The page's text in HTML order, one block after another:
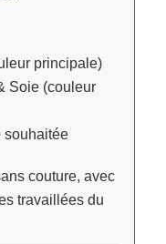
principale)
Soie (couleur
souhaitée
couture, avec
travaillées du